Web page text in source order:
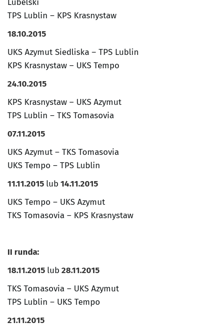
Lubelski
TPS Lublin – KPS Krasnystaw
18.10.2015
UKS Azymut Siedliska – TPS Lublin
KPS Krasnystaw – UKS Tempo
24.10.2015
KPS Krasnystaw – UKS Azymut
TPS Lublin – TKS Tomasovia
07.11.2015
UKS Azymut – TKS Tomasovia
UKS Tempo – TPS Lublin
11.11.2015 lub 14.11.2015
UKS Tempo – UKS Azymut
TKS Tomasovia – KPS Krasnystaw
II runda:
18.11.2015 lub 28.11.2015
TKS Tomasovia – UKS Azymut
TPS Lublin – UKS Tempo
21.11.2015